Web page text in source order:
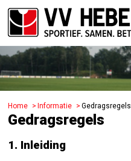
Home Informatie Gedragsregels
Gedragsregels
1. Inleiding